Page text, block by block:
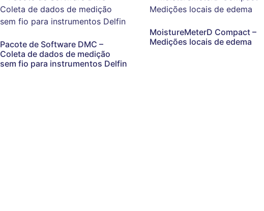
Pacote de Software DMC –
Coleta de dados de medição
sem fio para instrumentos Delfin
MoistureMeterD Compact –
Medições locais de edema